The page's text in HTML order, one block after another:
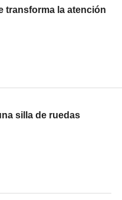
transforma la atención
silla de ruedas